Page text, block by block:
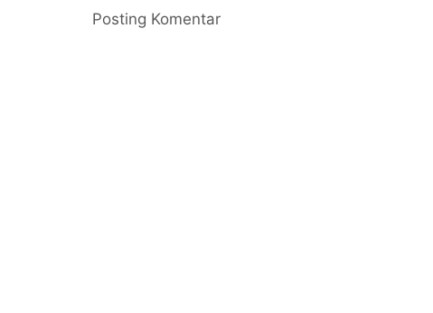
Posting Komentar